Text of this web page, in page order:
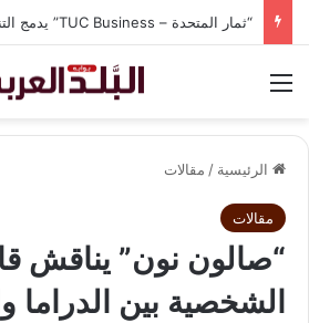
الرئيسية / مقالات
مقالات
“صالون نون” يناقش
الشخصية بين الدراما